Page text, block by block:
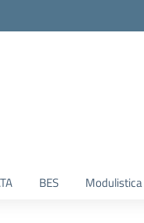
BES Modulistica